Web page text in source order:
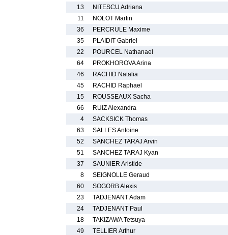
13
NITESCU Adriana
11
NOLOT Martin
36
PERCRULE Maxime
35
PLAIDIT Gabriel
22
POURCEL Nathanael
64
PROKHOROVA Arina
46
RACHID Natalia
45
RACHID Raphael
15
ROUSSEAUX Sacha
66
RUIZ Alexandra
4
SACKSICK Thomas
63
SALLES Antoine
52
SANCHEZ TARAJ Arvin
51
SANCHEZ TARAJ Kyan
37
SAUNIER Aristide
8
SEIGNOLLE Geraud
60
SOGORB Alexis
23
TADJENANT Adam
24
TADJENANT Paul
18
TAKIZAWA Tetsuya
49
TELLIER Arthur